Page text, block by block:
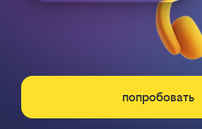
попробовать